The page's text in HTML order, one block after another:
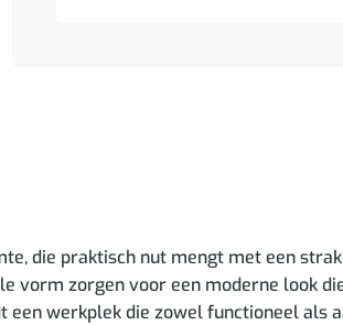
die praktisch nut mengt met een
vorm zorgen voor een moderne look
werkplek die zowel functioneel als